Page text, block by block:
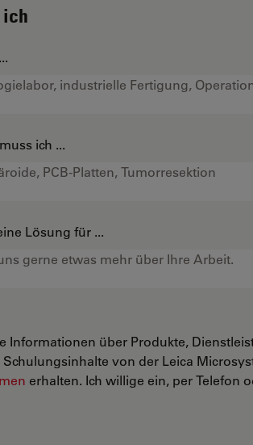
ich
ich ...
Lösung für ...
Informationen über Produkte,
von der Leica
erhalten. Ich willige ein, per Telefon